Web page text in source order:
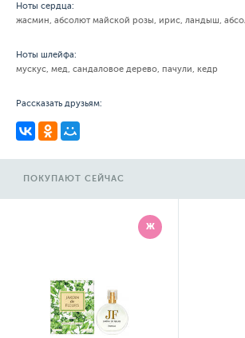
Ноты сердца:
жасмин, абсолют майской розы, ирис, ландыш,
Ноты шлейфа:
мускус, мед, сандаловое дерево, пачули, кедр
Рассказать друзьям:
ПОКУПАЮТ СЕЙЧАС